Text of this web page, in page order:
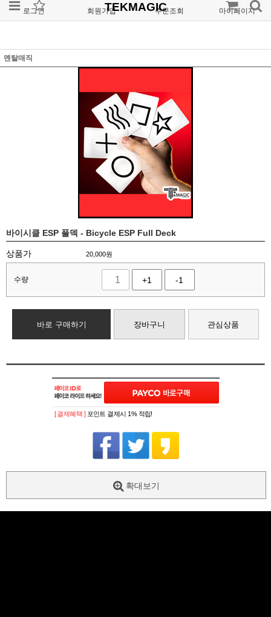
로그인 회원가입 주문조회 마이페이지
TEKMAGIC
멘탈매직
바이시클 ESP 풀덱 - Bicycle ESP Full Deck
상품가 20,000원
수량 +1 -1
바로 구매하기 장바구니 관심상품
[ 결제혜택 ] 포인트 결제시 1% 적립!
확대보기